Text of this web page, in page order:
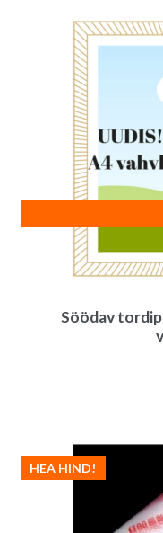
Söödav
HEA HIND!